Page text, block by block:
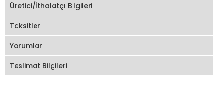
Üretici/İthalatçı Bilgileri
Taksitler
Yorumlar
Teslimat Bilgileri